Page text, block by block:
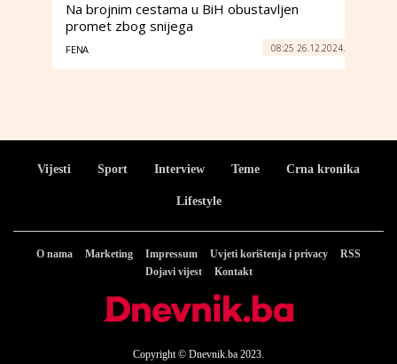
Na brojnim cestama u BiH obustavljen
promet zbog snijega
FENA 08:25 26.12.2024.
Vijesti Sport Interview Teme Crna kronika
Lifestyle
O nama Marketing Impressum Uvjeti korištenja i privacy
RSS
Dojavi vijest
Kontakt
Copyright © Dnevnik.ba 2023.